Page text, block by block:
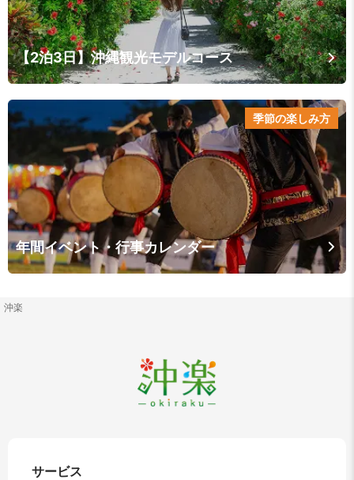
【2泊3日】沖縄観光モデルコース
季節の楽しみ方
年間イベント・行事カレンダー
沖楽
サービス